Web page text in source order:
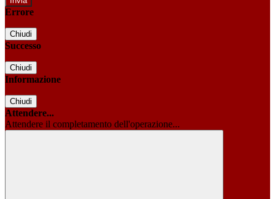
Errore
Chiudi
Successo
Chiudi
Informazione
Chiudi
Attendere...
Attendere il completamento dell'operazione...